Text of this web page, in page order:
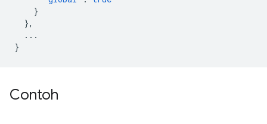
}
},
...
}
Contoh